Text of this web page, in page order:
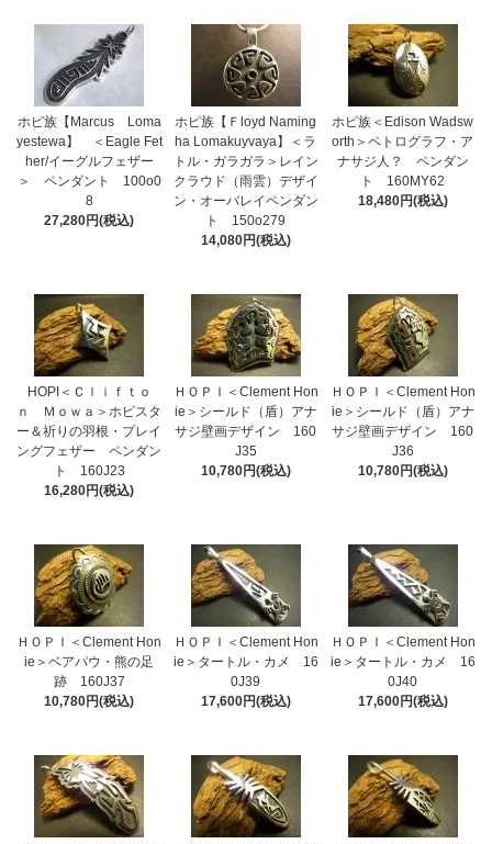
ホピ族【Marcus Loma
yestewa】 ＜Eagle Fet
her/イーグルフェザー
＞ ペンダント 100o0
8
27,280円(税込)
ホピ族【Ｆloyd Naming
ha Lomakuyvaya】＜ラ
トル・ガラガラ＞レイン
クラウド（雨雲）デザイ
ン・オーバレイペンダン
ト 150o279
14,080円(税込)
ホピ族＜Edison Wadsw
orth＞ペトログラフ・ア
ナサジ人？ ペンダン
ト 160MY62
18,480円(税込)
HOPI＜Ｃｌｉｆｔｏ
ｎ Ｍｏｗａ＞ホピスタ
ー＆祈りの羽根・プレイ
ングフェザー ペンダン
ト 160J23
16,280円(税込)
ＨＯＰＩ＜Clement Hon
ie＞シールド（盾）アナ
サジ壁画デザイン 160
J35
10,780円(税込)
ＨＯＰＩ＜Clement Hon
ie＞シールド（盾）アナ
サジ壁画デザイン 160
J36
10,780円(税込)
ＨＯＰＩ＜Clement Hon
ie＞ベアパウ・熊の足
跡 160J37
10,780円(税込)
ＨＯＰＩ＜Clement Hon
ie＞タートル・カメ 16
0J39
17,600円(税込)
ＨＯＰＩ＜Clement Hon
ie＞タートル・カメ 16
0J40
17,600円(税込)